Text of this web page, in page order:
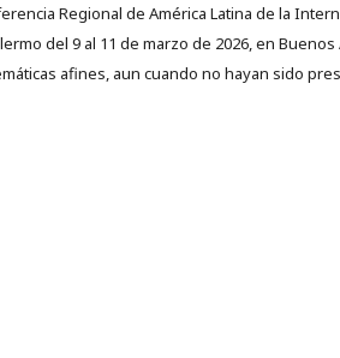
Regional de América Latina de la
del 9 al 11 de marzo de 2026, en
afines, aun cuando no hayan sido